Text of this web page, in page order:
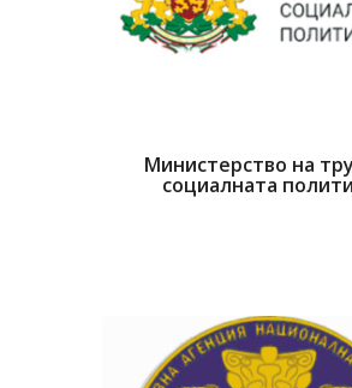
Министерство на
социалната